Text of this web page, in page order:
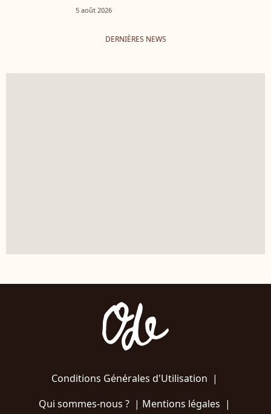
5 août 2026
DERNIÈRES NEWS
Conditions Générales d'Utilisation |
Qui sommes-nous ?| Mentions légales |